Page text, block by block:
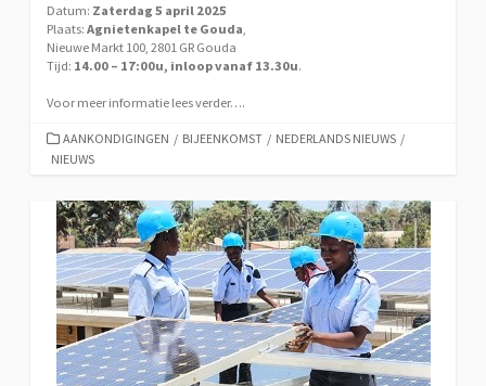
Datum: Zaterdag 5 april 2025
Plaats: Agnietenkapel te Gouda
Nieuwe Markt 100, 2801 GR Gouda
Tijd: 14.00 – 17:00u, inloop vanaf 13.30u.
Voor meer informatie lees verder….
CATEGORIEËN
AANKONDIGINGEN / BIJEENKOMST / NEDERLANDS NIEUWS /
NIEUWS